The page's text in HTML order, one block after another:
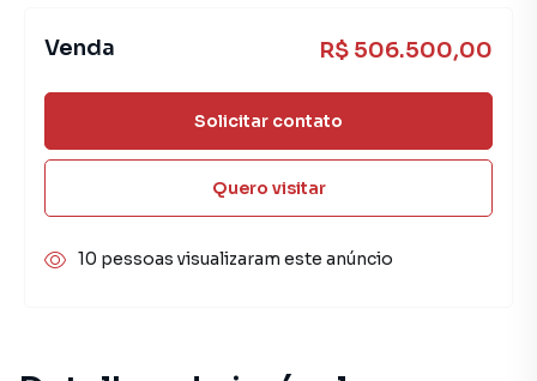
Venda R$ 506.500,00
Solicitar contato
Quero visitar
10 pessoas visualizaram este anúncio